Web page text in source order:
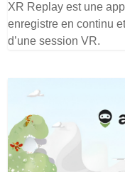
XR Replay est une
enregistre en continu
d’une session VR.